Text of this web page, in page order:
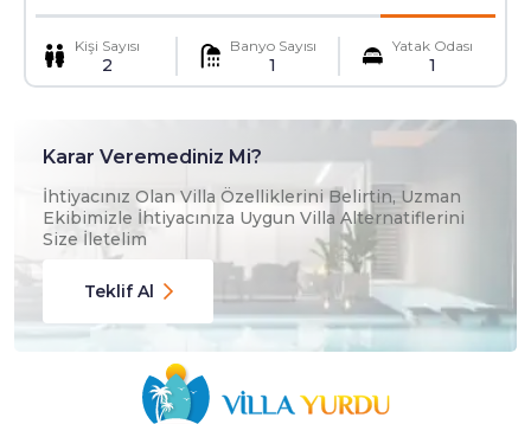
Kişi Sayısı
2
Banyo Sayısı
1
Yatak Odası
1
Karar Veremediniz Mi?
İhtiyacınız Olan Villa Özelliklerini Belirtin, Uzman
Ekibimizle İhtiyacınıza Uygun Villa Alternatiflerini
Size İletelim
Teklif Al